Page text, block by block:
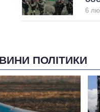
6
ПОЛІТИКИ